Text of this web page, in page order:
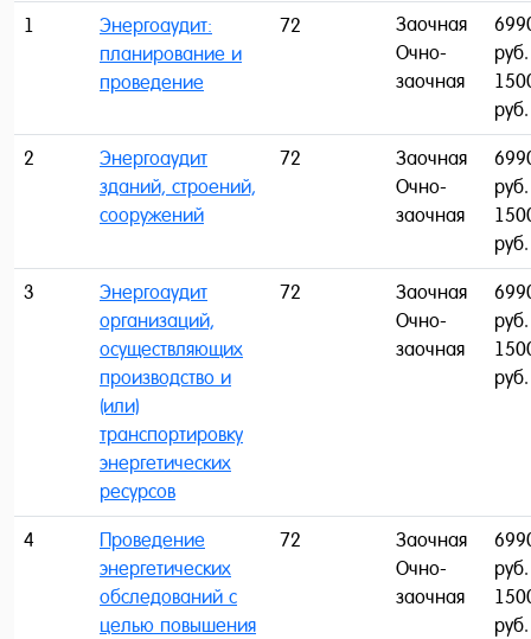
1
Энергоаудит:
планирование и
проведение
72
Заочная
Очно-
заочная
руб.
руб.
2
Энергоаудит
зданий, строений,
сооружений
72
Заочная
Очно-
заочная
руб.
руб.
3
Энергоаудит
организаций,
осуществляющих
производство и
(или)
транспортировку
энергетических
ресурсов
72
Заочная
Очно-
заочная
руб.
руб.
4
Проведение
энергетических
обследований с
целью повышения
72
Заочная
Очно-
заочная
руб.
руб.